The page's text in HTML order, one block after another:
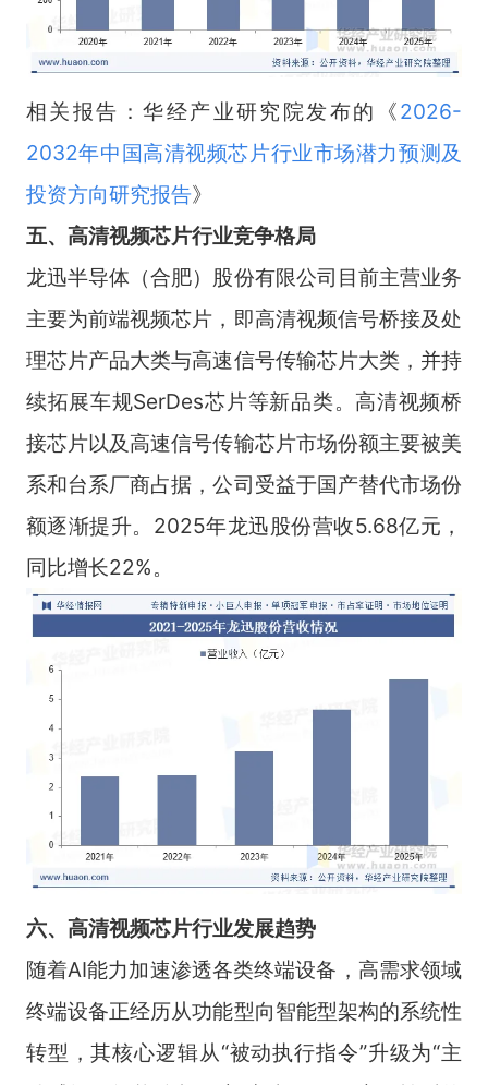
相关报告：华经产业研究院发布的《2026-
2032年中国高清视频芯片行业市场潜力预测及
投资方向研究报告》
五、 高清视频芯片行业竞争格局
龙迅半导体（合肥）股份有限公司目前主营业务
主要为前端视频芯片，即高清视频信号桥接及处
理芯片产品大类与高速信号传输芯片大类，并持
续拓展车规SerDes芯片等新品类。高清视频桥
接芯片以及高速信号传输芯片市场份额主要被美
系和台系厂商占据，公司受益于国产替代市场份
额逐渐提升。2025年龙迅股份营收5.68亿元，
同比增长22%。
六、 高清视频芯片行业发展趋势
随着AI能力加速渗透各类终端设备，高需求领域
终端设备正经历从功能型向智能型架构的系统性
转型，其核心逻辑从“被动执行指令”升级为“主